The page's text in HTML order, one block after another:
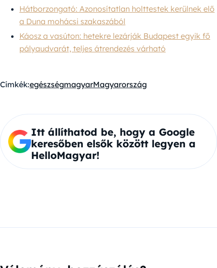
Hátborzongató: Azonosítatlan holttestek kerülnek elő
a Duna mohácsi szakaszából
Káosz a vasúton: hetekre lezárják Budapest egyik fő
pályaudvarát, teljes átrendezés várható
Címkék:egészségmagyarMagyarország
Itt állíthatod be, hogy a Google
keresőben elsők között legyen a
HelloMagyar!